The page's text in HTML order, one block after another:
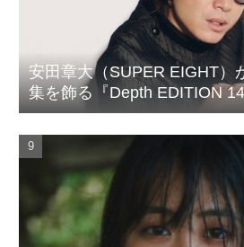
安田章大（SUPER EIGHT）
集を飾る『Depth EDITION